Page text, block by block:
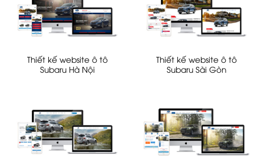
Thiết kế website ô tô
Subaru Hà Nội
Thiết kế website ô tô
Subaru Sài Gòn